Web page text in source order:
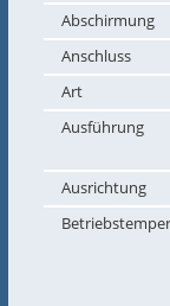
Abschirmung
Anschluss
Art
Ausführung
Ausrichtung